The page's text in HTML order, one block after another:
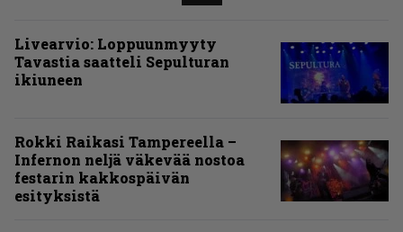
Livearvio: Loppuunmyyty
Tavastia saatteli Sepulturan
ikiuneen
Rokki Raikasi Tampereella –
Infernon neljä väkevää nostoa
festarin kakkospäivän
esityksistä